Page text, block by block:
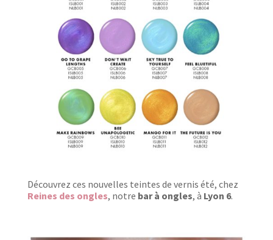
Découvrez ces nouvelles teintes de vernis été, chez
Reines des ongles, notre bar à ongles, à Lyon 6.